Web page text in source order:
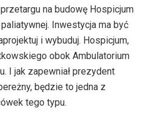
na budowę Hospicjum
Inwestycja ma być
i wybuduj. Hospicjum,
obok Ambulatorium
I jak zapewniał prezydent
będzie to jedna z
tego typu.